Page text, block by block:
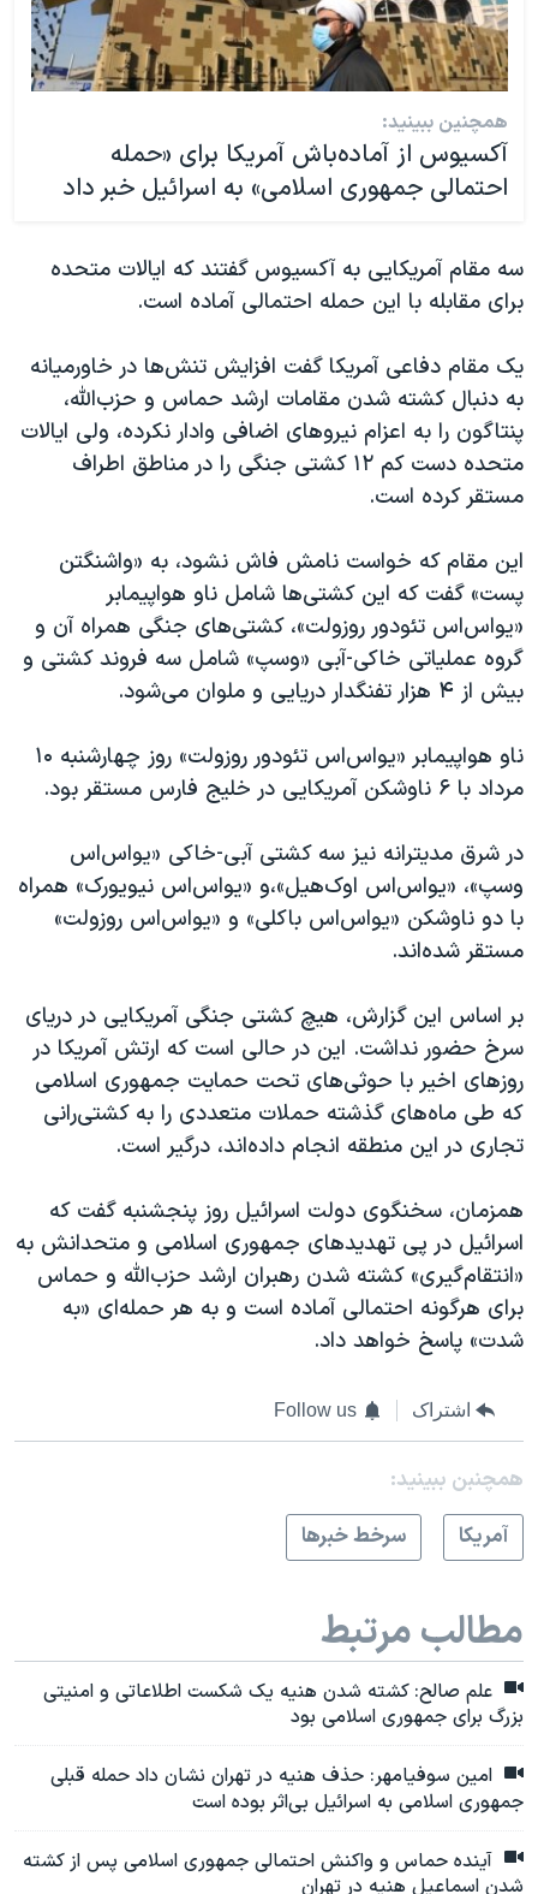
همچنین ببینید:
آکسیوس از آماده‌باش آمریکا برای «حمله
احتمالی جمهوری اسلامی» به اسرائیل خبر داد
سه مقام آمریکایی به آکسیوس گفتند که ایالات متحده
برای مقابله با این حمله احتمالی آماده است.
یک مقام دفاعی آمریکا گفت افزایش تنش‌ها در خاورمیانه
به دنبال کشته شدن مقامات ارشد حماس و حزب‌الله،
پنتاگون را به اعزام نیروهای اضافی وادار نکرده، ولی ایالات
متحده دست کم ۱۲ کشتی جنگی را در مناطق اطراف
مستقر‌ کرده است.
این مقام که خواست نامش فاش نشود، به «واشنگتن
پست» گفت که این کشتی‌ها شامل ناو هواپیمابر
«یو‌اس‌اس تئودور روزولت»، کشتی‌های جنگی همراه آن و
گروه عملیاتی خاکی-آبی «وسپ» شامل سه فروند کشتی و
بیش از ۴ هزار تفنگدار دریایی و ملوان می‌شود.
ناو هواپیمابر «یو‌اس‌اس تئودور روزولت» روز چهارشنبه ۱۰
مرداد با ۶ ناوشکن آمریکایی در خلیج فارس مستقر بود.
در شرق مدیترانه نیز سه کشتی آبی-خاکی «یو‌اس‌اس
وسپ»، «یو‌اس‌اس اوک‌هیل»،و «یو‌اس‌اس نیویورک» همراه
با دو ناوشکن «یو‌اس‌اس باکلی» و «یو‌اس‌اس روزولت»
مستقر شده‌اند.
بر اساس این گزارش، هیچ کشتی جنگی آمریکایی در دریای
سرخ حضور نداشت. این در حالی است که ارتش آمریکا در
روزهای اخیر با حوثی‌های تحت حمایت جمهوری اسلامی
که طی ماه‌های گذشته حملات متعددی را به کشتی‌رانی
تجاری در این منطقه انجام داده‌اند، درگیر است.
همزمان، سخنگوی دولت اسرائیل روز پنجشنبه گفت که
اسرائیل در پی تهدیدهای جمهوری اسلامی و متحدانش به
«انتقام‌گیری» کشته شدن رهبران ارشد حزب‌الله و حماس
برای هر‌گونه احتمالی آماده است و به هر حمله‌ای «به
شدت» پاسخ خواهد داد.
اشتراک Follow us
همچنبن ببینید:
آمريکا
سرخط خبرها
مطالب مرتبط
علم صالح: کشته شدن هنیه یک شکست اطلاعاتی و امنیتی
بزرگ برای جمهوری اسلامی بود
امین سوفیامهر: حذف هنیه در تهران نشان داد حمله قبلی
جمهوری اسلامی به اسرائیل بی‌اثر بوده است
آینده حماس و واکنش احتمالی جمهوری اسلامی پس از کشته
شدن اسماعیل هنیه در تهران